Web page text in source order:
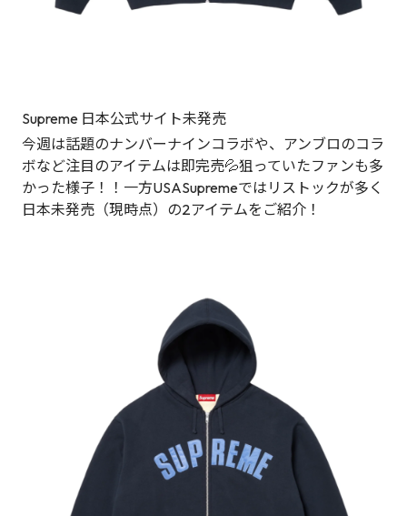
Supreme 日本公式サイト未発売
今週は話題のナンバーナインコラボや、アンブロのコラ
ボなど注目のアイテムは即完売💦狙っていたファンも多
かった様子！！一方USASupremeではリストックが多く
日本未発売（現時点）の2アイテムをご紹介！